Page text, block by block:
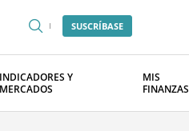
SUSCRÍBASE
INDICADORES Y
MERCADOS
MIS
FINANZAS